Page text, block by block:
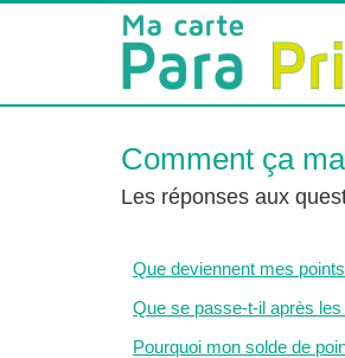
Comment ça
Les réponses aux
Que deviennent mes
Que se passe-t-il après
Pourquoi mon solde de